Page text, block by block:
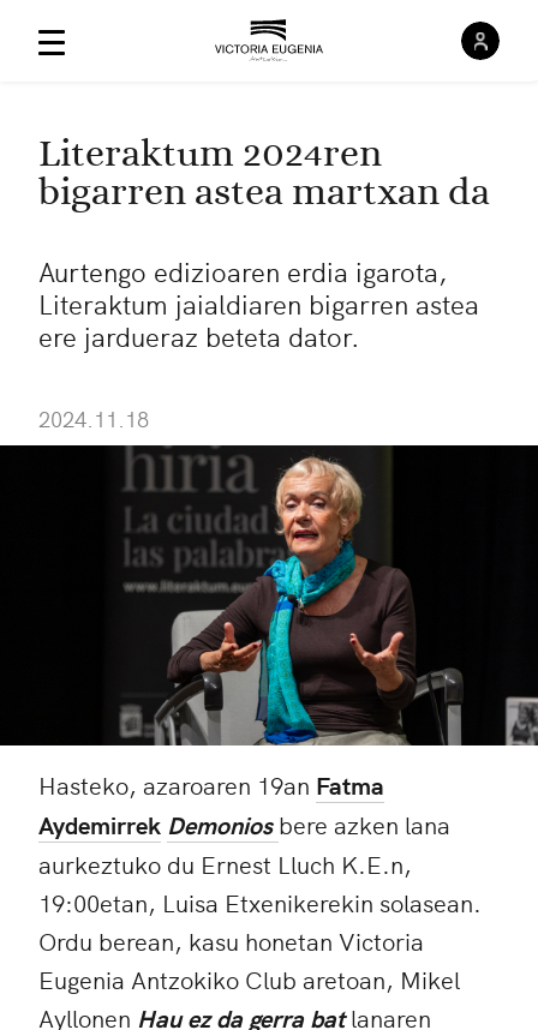
Literaktum 2024ren
bigarren astea martxan da
Aurtengo edizioaren erdia igarota,
Literaktum jaialdiaren bigarren astea
ere jardueraz beteta dator.
2024.11.18
Hasteko, azaroaren 19an Fatma
Aydemirrek Demonios bere azken lana
aurkeztuko du Ernest Lluch K.E.n,
19:00etan, Luisa Etxenikerekin solasean.
Ordu berean, kasu honetan Victoria
Eugenia Antzokiko Club aretoan, Mikel
Ayllonen Hau ez da gerra batlanaren